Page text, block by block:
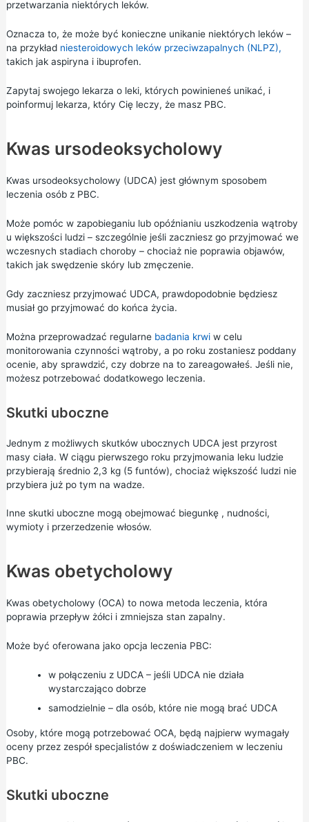
przetwarzania niektórych leków.
Oznacza to, że może być konieczne unikanie niektórych leków –
na przykład niesteroidowych leków przeciwzapalnych (NLPZ),
takich jak aspiryna i ibuprofen.
Zapytaj swojego lekarza o leki, których powinieneś unikać, i
poinformuj lekarza, który Cię leczy, że masz PBC.
Kwas ursodeoksycholowy
Kwas ursodeoksycholowy (UDCA) jest głównym sposobem
leczenia osób z PBC.
Może pomóc w zapobieganiu lub opóźnianiu uszkodzenia wątroby
u większości ludzi – szczególnie jeśli zaczniesz go przyjmować we
wczesnych stadiach choroby – chociaż nie poprawia objawów,
takich jak swędzenie skóry lub zmęczenie.
Gdy zaczniesz przyjmować UDCA, prawdopodobnie będziesz
musiał go przyjmować do końca życia.
Można przeprowadzać regularne badania krwiw celu
monitorowania czynności wątroby, a po roku zostaniesz poddany
ocenie, aby sprawdzić, czy dobrze na to zareagowałeś. Jeśli nie,
możesz potrzebować dodatkowego leczenia.
Skutki uboczne
Jednym z możliwych skutków ubocznych UDCA jest przyrost
masy ciała. W ciągu pierwszego roku przyjmowania leku ludzie
przybierają średnio 2,3 kg (5 funtów), chociaż większość ludzi nie
przybiera już po tym na wadze.
Inne skutki uboczne mogą obejmować biegunkę, nudności,
wymioty i przerzedzenie włosów.
Kwas obetycholowy
Kwas obetycholowy (OCA) to nowa metoda leczenia, która
poprawia przepływ żółci i zmniejsza stan zapalny.
Może być oferowana jako opcja leczenia PBC:
w połączeniu z UDCA – jeśli UDCA nie działa
wystarczająco dobrze
samodzielnie – dla osób, które nie mogą brać UDCA
Osoby, które mogą potrzebować OCA, będą najpierw wymagały
oceny przez zespół specjalistów z doświadczeniem w leczeniu
PBC.
Skutki uboczne